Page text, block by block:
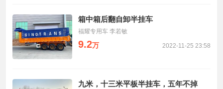
箱中箱后翻自卸半挂车
福耀专用车 李若敏
9.2万 2022-11-25 23:58
九米，十三米平板半挂车，五年不掉